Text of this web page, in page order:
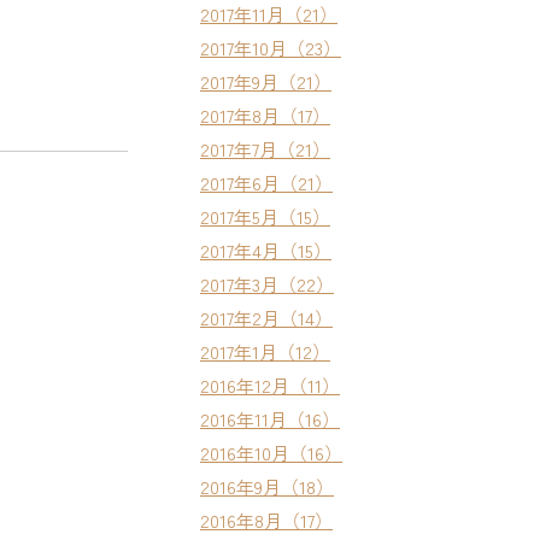
2017年11月（21）
2017年10月（23）
2017年9月（21）
2017年8月（17）
2017年7月（21）
2017年6月（21）
2017年5月（15）
2017年4月（15）
2017年3月（22）
2017年2月（14）
2017年1月（12）
2016年12月（11）
2016年11月（16）
2016年10月（16）
2016年9月（18）
2016年8月（17）